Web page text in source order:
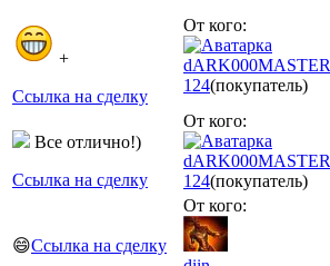
+
Ссылка на сделку
От кого:
dARK000MASTER
124(покупатель)
Все отлично!)
Ссылка на сделку
От кого:
dARK000MASTER
124(покупатель)
😄Ссылка на сделку
От кого: